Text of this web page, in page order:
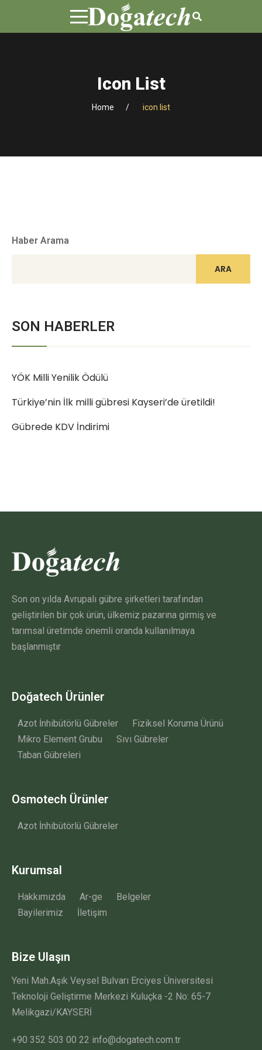
Icon List
Home icon list
Haber Arama
ARA
SON HABERLER
YÖK Milli Yenilik Ödülü
Türkiye’nin İlk milli gübresi Kayseri’de üretildi!
Gübrede KDV İndirimi
Son on yılda Avrupalı gübre şirketleri tarafından
geliştirilen bir çok ürün, ülkemiz pazarına girmiş ve
tarımsal üretimde önemli oranda kullanılmaya
başlanmıştır
Doğatech Ürünler
Azot İnhibütörlü Gübreler
Fiziksel Koruma Ürünü
Mikro Element Grubu
Sıvı Gübreler
Taban Gübreleri
Osmotech Ürünler
Azot İnhibütörlü Gübreler
Kurumsal
Hakkımızda Ar-ge
Belgeler
Bayilerimiz
İletişim
Bize Ulaşın
Yeni Mah.Aşık Veysel Bulvarı Erciyes Üniversitesi
Teknoloji Geliştirme Merkezi Kuluçka -2 No: 65-7
Melikgazi/KAYSERİ
+90 352 503 00 22 info@dogatech.com.tr